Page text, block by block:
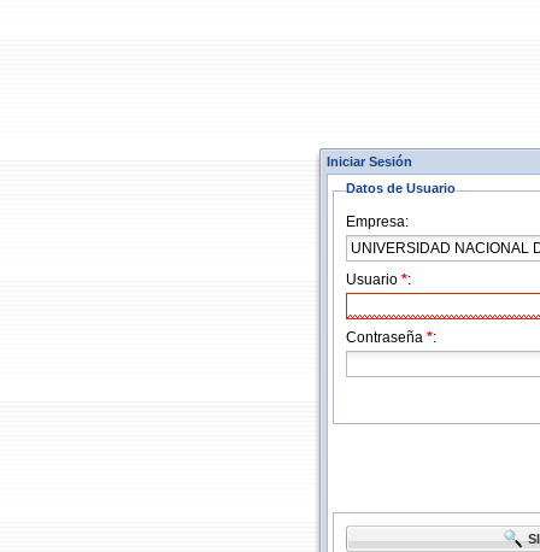
Iniciar Sesión
Datos de Usuario
Empresa:
Usuario *:
Contraseña *: